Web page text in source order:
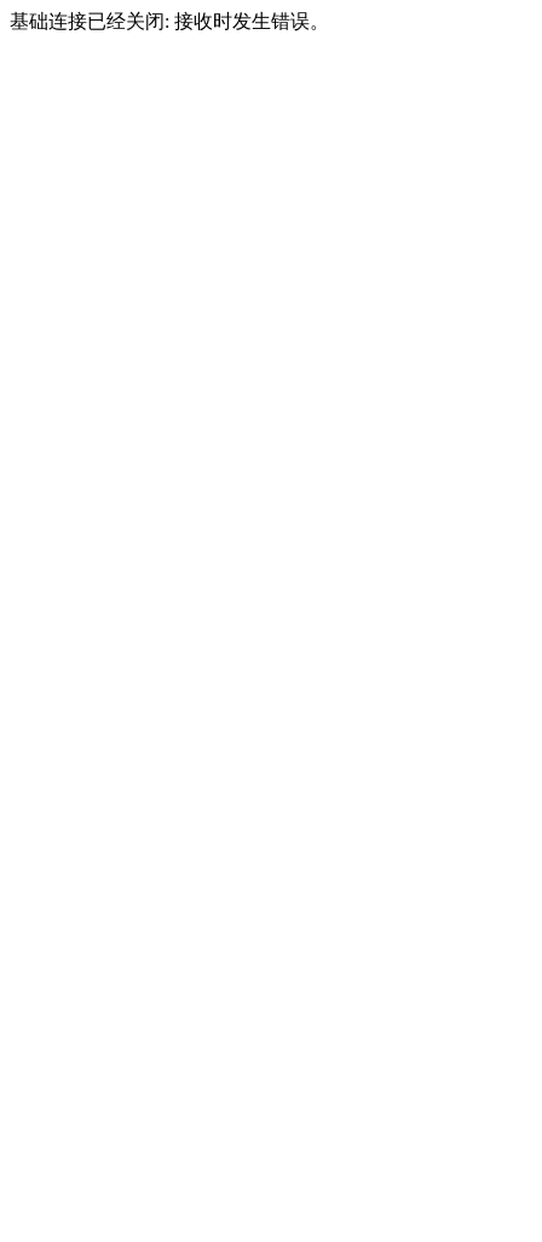
基础连接已经关闭: 接收时发生错误。